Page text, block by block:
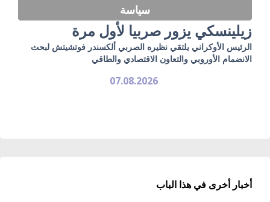
سياسة
زيلينسكي يزور صربيا لأول مرة
الرئيس الأوكراني يلتقي نظيره الصربي ألكسندر فوتشيتش لبحث
الانضمام الأوروبي والتعاون الاقتصادي والطاقي
07.08.2026
أخبار أخرى في هذا الباب